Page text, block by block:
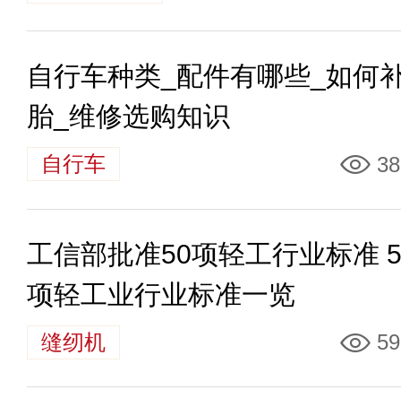
自行车种类_配件有哪些_如何
胎_维修选购知识
自行车
工信部批准50项轻工行业标准
项轻工业行业标准一览
缝纫机